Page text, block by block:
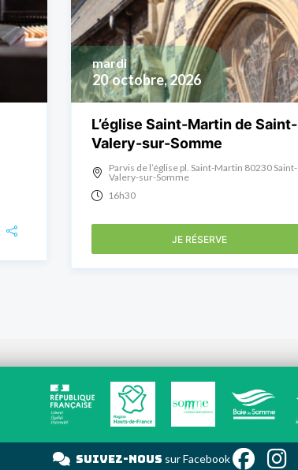
20 octobre, 2026
mardi
L’église Saint-Martin de Saint-
Valery-sur-Somme
Parvis de l’église pl. Saint-Martin 80230 Saint-
Valery-sur-Somme
16h30
JE RÉSERVE
Suivez-noussur Facebo